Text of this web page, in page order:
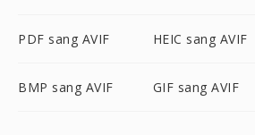
PDF sang AVIF HEIC sang AVIF
BMP sang AVIF GIF sang AVIF